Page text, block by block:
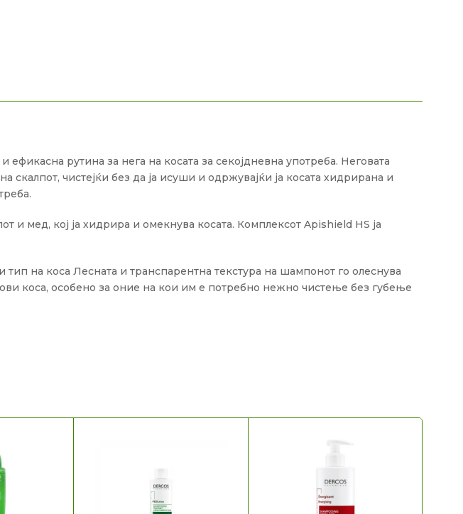
рутина за нега на косата за секојдневна употреба. Неговата
чистејќи без да ја исуши и одржувајќи ја косата хидрирана и
и мед, кој ја хидрира и омекнува косата. Комплексот Apishield HS ја
тип на коса Лесната и транспарентна текстура на шампонот го олеснува
коса, особено за оние на кои им е потребно нежно чистење без губење